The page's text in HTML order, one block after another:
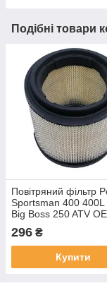
Подібні товари
Повітряний фільтр
Sportsman 400 400L
Big Boss 250 ATV
7080369 TJ-T-009
296 ₴
Купити